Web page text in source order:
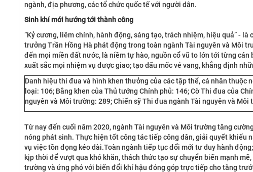
ngành, địa phương, các tổ chức quốc tế với người dân.
Sinh khí mới hướng tới thành công
“Kỷ cương, liêm chính, hành động, sáng tạo, trách nhiệm, hiệu quả” -
trưởng Trần Hồng Hà phát động trong toàn ngành Tài nguyên và Môi
đến mọi miền đất nước, là niềm tự hào, nguồn cổ vũ to lớn tới từng
xuất sắc mọi nhiệm vụ được giao; tạo dấu mốc vẻ vang, khẳng định
Danh hiệu thi đua và hình khen thưởng của các tập thể, cá nhân
loại: 106; Bằng khen của Thủ tướng Chính phủ: 146; Cờ Thi đua của
nguyên và Môi trường: 289; Chiến sỹ Thi đua ngành Tài nguyên và
Từ nay đến cuối năm 2020, ngành Tài nguyên và Môi trường tăng
nóng phát sinh. Thực hiện tốt công tác tiếp công dân, giải quyết khiếu
vụ việc tồn đọng kéo dài.Toàn ngành tiếp tục đổi mới tư duy hành
kịp thời để vượt qua khó khăn, thách thức tạo sự chuyển biến mạnh
trường và ứng phó với biến đổi khí hậu đóng góp trực tiếp cho tăng